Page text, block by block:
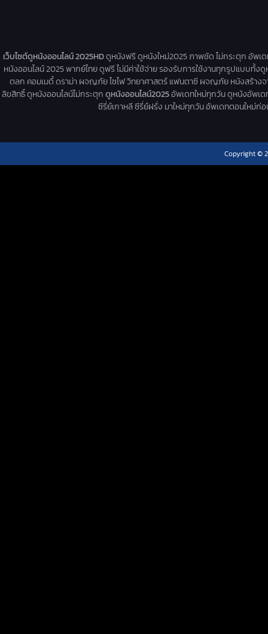
เว็บไซต์ดูหนังออนไลน์ 2025HDดูหนังฟรี ดูหนังใหม่2025 ภาพชัด ไม่กระตุก อัพเ
หนังออนไลน์ 2025 พากย์ไทย ดูฟรี ไม่มีค่าใช้จ่าย รองรับการใช้งานทุกรูปแบบทั้
ตลก คอมเมดี้ ดราม่า ผจญภัย ไซไฟ วิทยาศาสตร์ แฟนตาซี ผจญภัย หนังสร้างจ
ลิขสิทธิ์ ดูหนังออนไลน์ไม่กระตุกดูหนังออนไลน์2025อัพเดทใหม่ทุกวัน ดูหนังอัพเด
ซีรี่ย์เกาหลี ซีรี่ย์ฝรั่ง มาใหม่ทุกวัน อัพเดทตอนใหม่ก่
Copyright ©